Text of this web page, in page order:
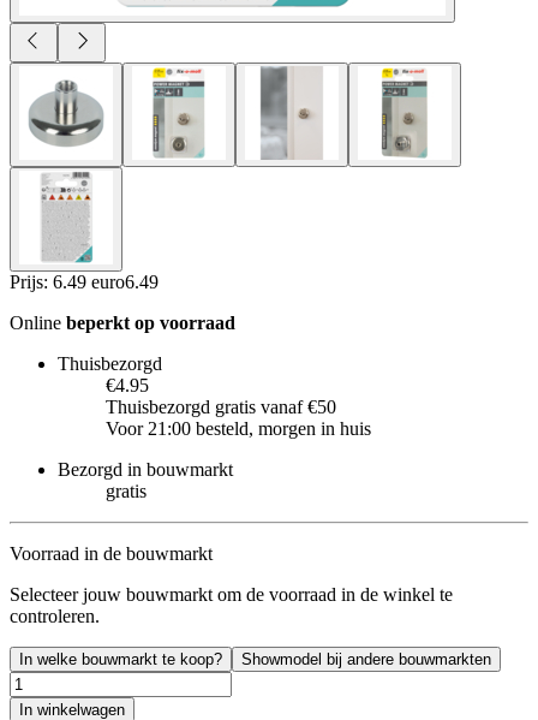
Prijs: 6.49 euro6.49
Online beperkt op voorraad
Thuisbezorgd
€4.95
Thuisbezorgd gratis vanaf €50
Voor 21:00 besteld, morgen in huis
Bezorgd in bouwmarkt
gratis
Voorraad in de bouwmarkt
Selecteer jouw bouwmarkt om de voorraad in de winkel te
controleren.
In welke bouwmarkt te koop? Showmodel bij andere bouwmarkten
In winkelwagen